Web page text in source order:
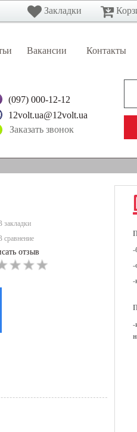
Закладки
Вакансии Контакты
(097) 000-12-12
12volt.ua@12volt.ua
закладки
сравнение
отзыв
-
-
-
-